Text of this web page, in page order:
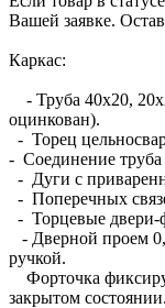
Вашей заявке.
Каркас:
- Труба 40х20,
оцинкован).
- Торец
- Соединение труба
- Дуги с
- Поперечных
- Торцевые двери-
- Дверной проем
ручкой.
Форточка
закрытом состоянии.